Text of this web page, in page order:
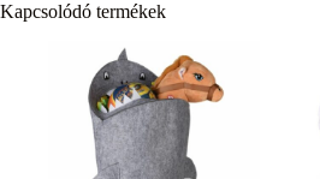
Kapcsolódó termékek